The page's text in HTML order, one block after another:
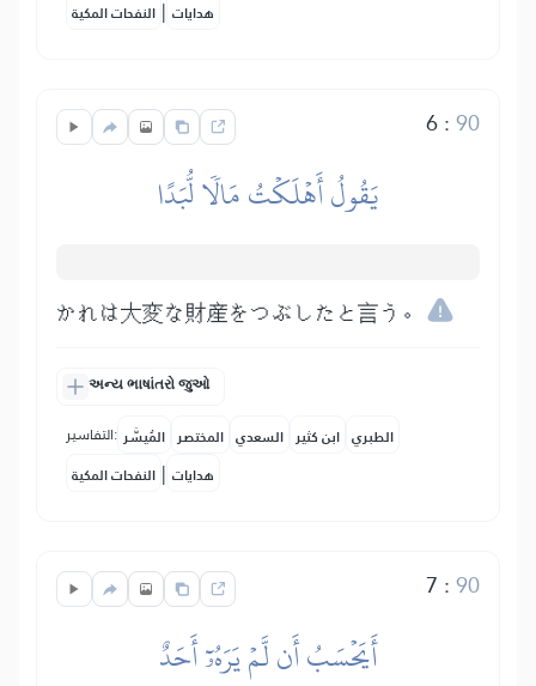
النفحات المكية | هدايات
6:90
يَقُولُ أَهۡلَكۡتُ مَالٗا لُّبَدًا
かれは大変な財産をつぶしたと言う。
અન્ય ભાષાંતરો જુઓ
التفاسير: المُيسَّر المختصر السعدي ابن كثير الطبري
النفحات المكية | هدايات
7 :90
أَيَحۡسَبُ أَن لَّمۡ يَرَهُۥٓ أَحَدٌ